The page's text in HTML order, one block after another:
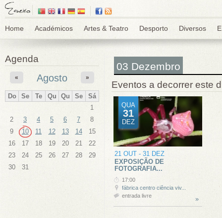
Home Académicos Artes & Teatro Desporto Diversos
Agenda
Agosto
« »
Do Se Te Qu Qu Se
Sá
1
2
3 4 5 6 7
8
9
10 11 12 13 14
15
16
17 18 19 20 21
22
23
24 25 26 27 28
29
30
31
03 Dezembro
Eventos a decorrer este
QUA
31
DEZ
21 OUT - 31 DEZ
EXPOSIÇÃO DE
FOTOGRAFIA...
»
17:00
fábrica centro ciência viv...
entrada livre